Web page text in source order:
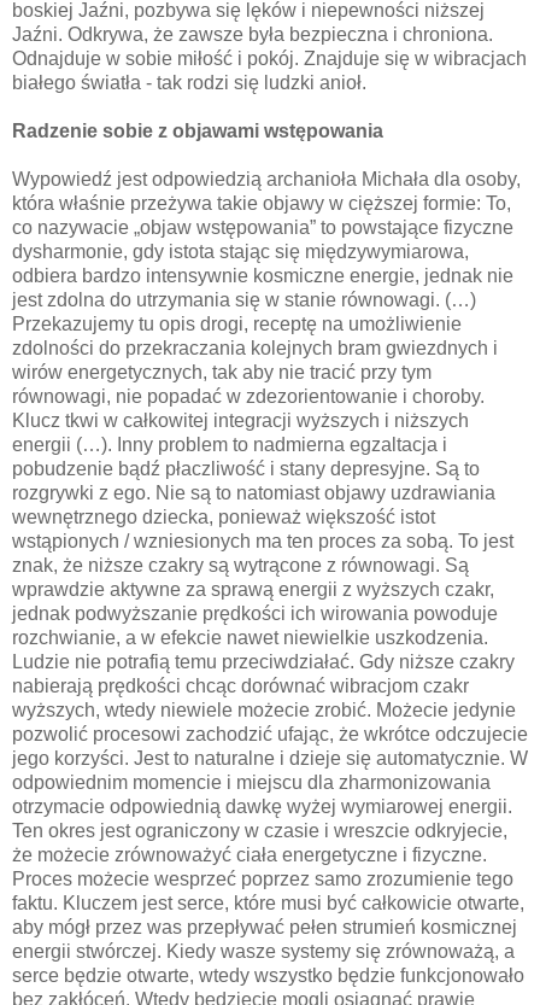
boskiej Jaźni, pozbywa się lęków i niepewności niższej
Jaźni. Odkrywa, że zawsze była bezpieczna i chroniona.
Odnajduje w sobie miłość i pokój. Znajduje się w wibracjach
białego światła - tak rodzi się ludzki anioł.
Radzenie sobie z objawami wstępowania
Wypowiedź jest odpowiedzią archanioła Michała dla osoby,
która właśnie przeżywa takie objawy w cięższej formie: To,
co nazywacie „objaw wstępowania” to powstające fizyczne
dysharmonie, gdy istota stając się międzywymiarowa,
odbiera bardzo intensywnie kosmiczne energie, jednak nie
jest zdolna do utrzymania się w stanie równowagi. (…)
Przekazujemy tu opis drogi, receptę na umożliwienie
zdolności do przekraczania kolejnych bram gwiezdnych i
wirów energetycznych, tak aby nie tracić przy tym
równowagi, nie popadać w zdezorientowanie i choroby.
Klucz tkwi w całkowitej integracji wyższych i niższych
energii (…). Inny problem to nadmierna egzaltacja i
pobudzenie bądź płaczliwość i stany depresyjne. Są to
rozgrywki z ego. Nie są to natomiast objawy uzdrawiania
wewnętrznego dziecka, ponieważ większość istot
wstąpionych / wzniesionych ma ten proces za sobą. To jest
znak, że niższe czakry są wytrącone z równowagi. Są
wprawdzie aktywne za sprawą energii z wyższych czakr,
jednak podwyższanie prędkości ich wirowania powoduje
rozchwianie, a w efekcie nawet niewielkie uszkodzenia.
Ludzie nie potrafią temu przeciwdziałać. Gdy niższe czakry
nabierają prędkości chcąc dorównać wibracjom czakr
wyższych, wtedy niewiele możecie zrobić. Możecie jedynie
pozwolić procesowi zachodzić ufając, że wkrótce odczujecie
jego korzyści. Jest to naturalne i dzieje się automatycznie. W
odpowiednim momencie i miejscu dla zharmonizowania
otrzymacie odpowiednią dawkę wyżej wymiarowej energii.
Ten okres jest ograniczony w czasie i wreszcie odkryjecie,
że możecie zrównoważyć ciała energetyczne i fizyczne.
Proces możecie wesprzeć poprzez samo zrozumienie tego
faktu. Kluczem jest serce, które musi być całkowicie otwarte,
aby mógł przez was przepływać pełen strumień kosmicznej
energii stwórczej. Kiedy wasze systemy się zrównoważą, a
serce będzie otwarte, wtedy wszystko będzie funkcjonowało
bez zakłóceń. Wtedy będziecie mogli osiągnąć prawie